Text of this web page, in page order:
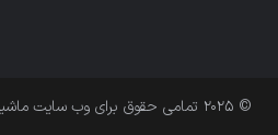
© 2025 تمامی حقوق برای وب سایت ماشین ۳۶۰ محفوظ است.